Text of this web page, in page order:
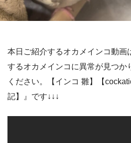
本日ご紹介するオカメインコ動画
するオカメインコに異常が見つか
ください。【インコ 雛】【
記】』です↓↓↓